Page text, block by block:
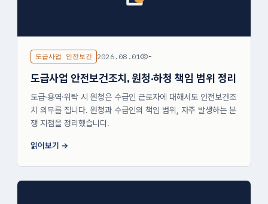
도급사업 안전보건 2026.08.01 -
도급사업 안전보건조치, 원청·하청 책임 범위 정리
도급·용역·위탁 시 원청은 수급인 근로자에 대해서도 안전보건조
치 의무를 집니다. 원청과 수급인의 책임 범위, 자주 발생하는 분
쟁 지점을 정리했습니다.
읽어보기